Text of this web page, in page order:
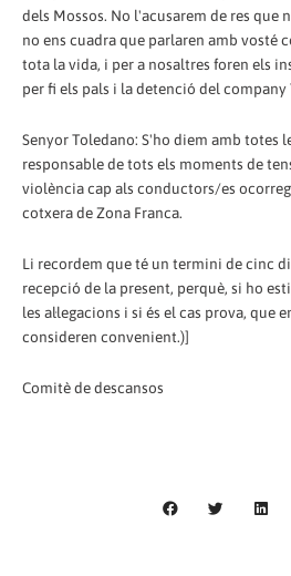
dels Mossos. No l'acusarem de res que
no ens cuadra que parlaren amb vosté
tota la vida, i per a nosaltres foren els
per fi els pals i la detenció del company
Senyor Toledano: S'ho diem amb totes
responsable de tots els moments de
violència cap als conductors/es
cotxera de Zona Franca.
Li recordem que té un termini de cinc
recepció de la present, perquè, si ho
les al·legacions i si és el cas prova, que
consideren convenient.)]
Comitè de descansos